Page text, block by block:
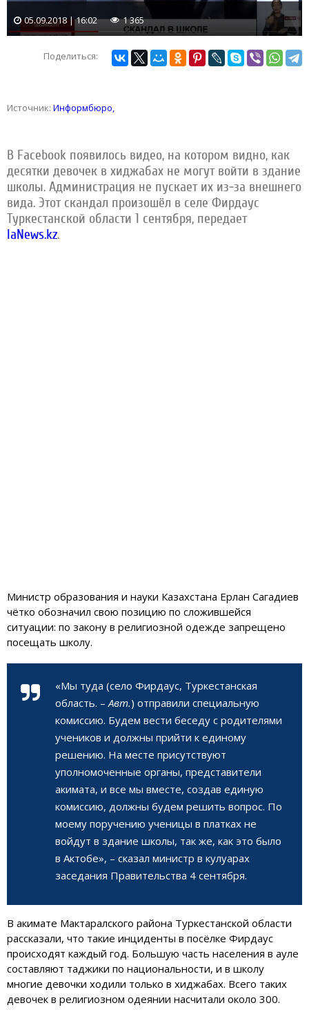
05.09.2018 | 16:02 1 365
Поделиться:
Источник: Информбюро,
В Facebook появилось видео, на котором видно, как
десятки девочек в хиджабах не могут войти в здание
школы. Администрация не пускает их из-за внешнего
вида. Этот скандал произошёл в селе Фирдаус
Туркестанской области 1 сентября, передает
IaNews.kz.
Министр образования и науки Казахстана Ерлан Сагадиев
чётко обозначил свою позицию по сложившейся
ситуации: по закону в религиозной одежде запрещено
посещать школу.
«Мы туда (село Фирдаус, Туркестанская
область. –Авт.) отправили специальную
комиссию. Будем вести беседу с родителями
учеников и должны прийти к единому
решению. На месте присутствуют
уполномоченные органы, представители
акимата, и все мы вместе, создав единую
комиссию, должны будем решить вопрос. По
моему поручению ученицы в платках не
войдут в здание школы, так же, как это было
в Актобе», – сказал министр в кулуарах
заседания Правительства 4 сентября.
В акимате Мактаралского района Туркестанской области
рассказали, что такие инциденты в посёлке Фирдаус
происходят каждый год. Большую часть населения в ауле
составляют таджики по национальности, и в школу
многие девочки ходили только в хиджабах. Всего таких
девочек в религиозном одеянии насчитали около 300.